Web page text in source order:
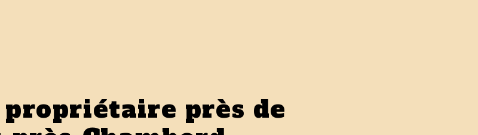
propriétaire près de